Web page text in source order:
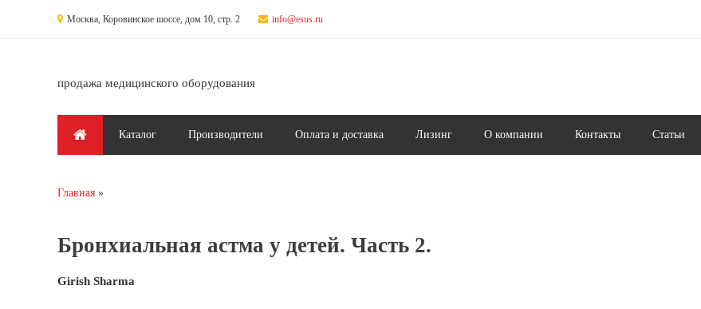
Москва, Коровинское шоссе, дом 10, стр. 2 info@esus.ru
продажа медицинского оборудования
Главное менюКаталог Производители Оплата и доставка Лизинг О компании Контакты Статьи
Вы здесь
Главная
Бронхиальная астма у детей. Часть 2.
Girish Sharma